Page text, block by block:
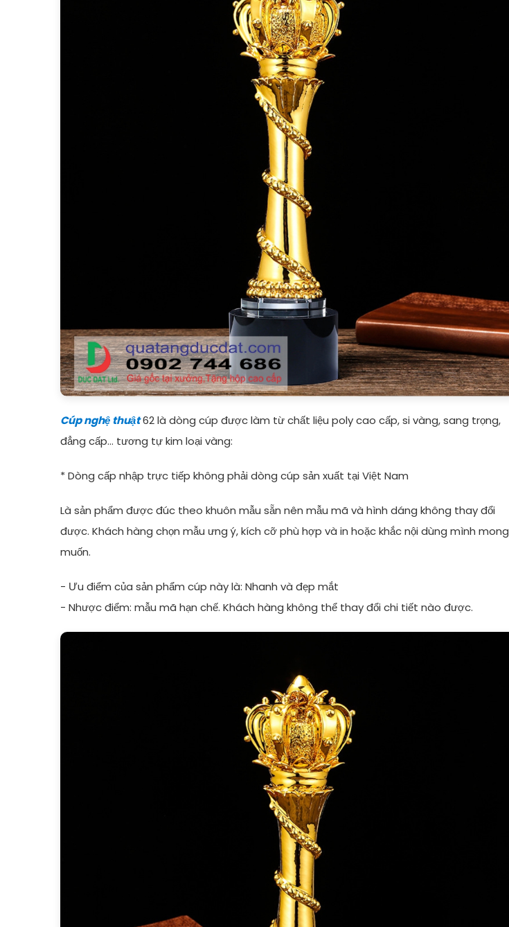
Cúp nghệ thuật62 là dòng cúp được làm từ chất liệu poly cao cấp, si vàng, sang trọng,
đẳng cấp... tương tự kim loại vàng:
* Dòng cấp nhập trực tiếp không phải dòng cúp sản xuất tại Việt Nam
Là sản phẩm được đúc theo khuôn mẫu sẵn nên mẫu mã và hình dáng không thay đổi
được. Khách hàng chọn mẫu ưng ý, kích cỡ phù hợp và in hoặc khắc nội dùng mình mong
muốn.
- Ưu điểm của sản phẩm cúp này là: Nhanh và đẹp mắt
- Nhược điểm: mẫu mã hạn chế. Khách hàng không thể thay đổi chi tiết nào được.